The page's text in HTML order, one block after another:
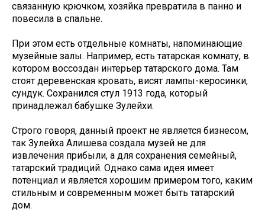
связанную крючком, хозяйка превратила в панно и
повесила в спальне.
При этом есть отдельные комнаты, напоминающие
музейные залы. Например, есть татарская комнату, в
котором воссоздан интерьер татарского дома. Там
стоят деревенская кровать, висят лампы-керосинки,
сундук. Сохранился стул 1913 года, который
принадлежал бабушке Зулейхи.
Строго говоря, данный проект не является бизнесом,
так Зулейха Алишева создала музей не для
извлечения прибыли, а для сохранения семейный,
татарский традиций. Однако сама идея имеет
потенциал и является хорошим примером того, каким
стильным и современным может быть татарский
дом.